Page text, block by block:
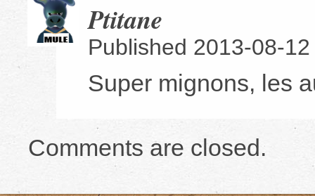
Ptitane
Published 2013-08-
Super mignons, les
Comments are closed.